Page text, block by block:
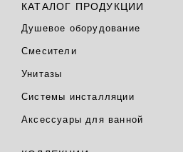
КАТАЛОГ ПРОДУКЦИИ
Душевое оборудование
Смесители
Унитазы
Системы инсталляции
Аксессуары для ванной